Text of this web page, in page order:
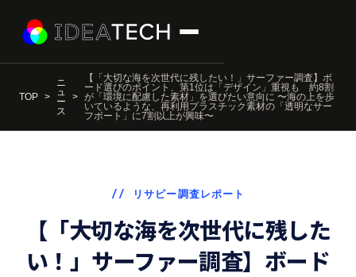
TOP
ニ
ュ
ー
ス
【「大切な海を次世代に残したい！」サーファー調査】ボ
ード選びのポイント、第1位は「デザイン」重視も 約8割
が「環境に配慮した素材」を選びたい意向に 〜海の上を歩
いているような、再利用プラスチック素材の「透明なサー
フボート」に7割以上が興味〜
// リサピー調査レポート
【「大切な海を次世代に残した
い！」サーファー調査】ボード